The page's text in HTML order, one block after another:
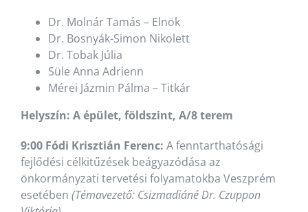
Dr. Molnár Tamás – Elnök
Dr. Bosnyák-Simon Nikolett
Dr. Tobak Júlia
Süle Anna Adrienn
Mérei Jázmin Pálma – Titkár
Helyszín: A épület, földszint, A/8 terem
9:00 Fódi Krisztián Ferenc: A fenntarthatósági
fejlődési célkitűzések beágyazódása az
önkormányzati tervetési folyamatokba Veszprém
esetében (Témavezető: Csizmadiáné Dr. Czuppon